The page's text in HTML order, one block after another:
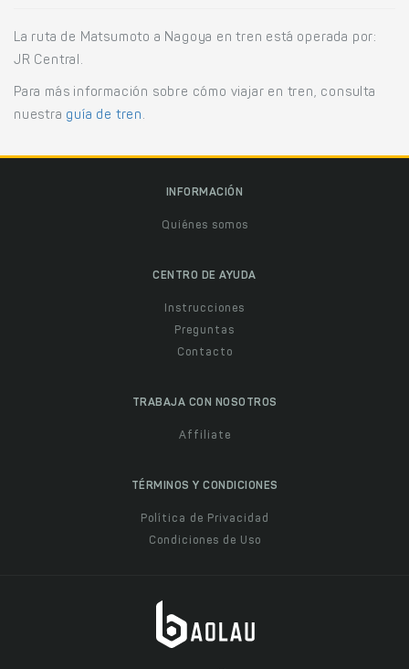
La ruta de Matsumoto a Nagoya en tren está operada por:
JR Central.
Para más información sobre cómo viajar en tren, consulta
nuestra guía de tren .
INFORMACIÓN
Quiénes somos
CENTRO DE AYUDA
Instrucciones
Preguntas
Contacto
TRABAJA CON NOSOTROS
Affiliate
TÉRMINOS Y CONDICIONES
Política de Privacidad
Condiciones de Uso